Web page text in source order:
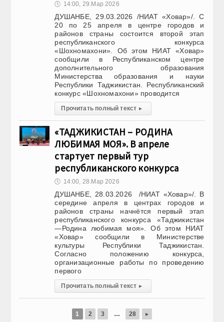
🕔 14:00, 29.Мар 2026
ДУШАНБЕ, 29.03.2026 /НИАТ «Ховар»/. С
20 по 25 апреля в центре городов и
районов страны состоится второй этап
республиканского конкурса
«Шохномахони». Об этом НИАТ «Ховар»
сообщили в Республиканском центре
дополнительного образования
Министерства образования и науки
Республики Таджикистан. Республиканский
конкурс «Шохномахони» проводится
Прочитать полный текст ▸
«ТАДЖИКИСТАН – РОДИНА
ЛЮБИМАЯ МОЯ». В апреле
стартует первый тур
республиканского конкурса
🕔 14:00, 28.Мар 2026
ДУШАНБЕ, 28.03.2026 /НИАТ «Ховар»/. В
середине апреля в центрах городов и
районов страны начнётся первый этап
республиканского конкурса «Таджикистан
—Родина любимая моя». Об этом НИАТ
«Ховар» сообщили в Министерстве
культуры Республики Таджикистан.
Согласно положению конкурса,
организационные работы по проведению
первого
Прочитать полный текст ▸
1 2 3 … 28 ▸